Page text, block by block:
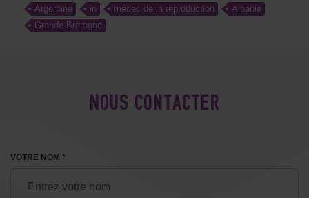
Argentine
in médec de la reproduction
Albanie
Grande-Bretagne
NOUS CONTACTER
VOTRE NOM *